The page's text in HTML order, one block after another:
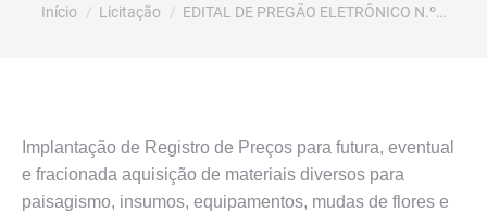
Início Licitação EDITAL DE PREGÃO ELETRÔNICO N.º…
Implantação de Registro de Preços para futura, eventual
e fracionada aquisição de materiais diversos para
paisagismo, insumos, equipamentos, mudas de flores e